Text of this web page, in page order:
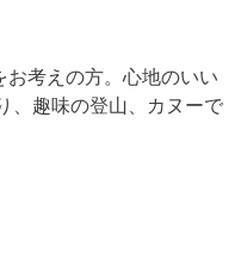
考えの方。心地のいい
、趣味の登山、カヌーで